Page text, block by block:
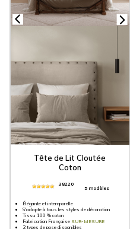
Tête de Lit Cloutée
Coton
38220
5 modèles
Élégante et intemporelle
S'adapte à tous les styles de décoration
Tissu 100 % coton
Fabrication Française SUR-MESURE
2 types de pose disponibles